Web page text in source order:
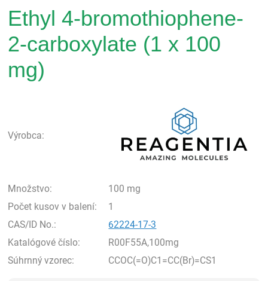
Ethyl 4-bromothiophene-
2-carboxylate (1 x 100
mg)
Výrobca:
Množstvo:
100 mg
Počet kusov v balení:
1
CAS/ID No.:
62224-17-3
Katalógové číslo:
R00F55A,100mg
Súhrnný vzorec:
CCOC(=O)C1=CC(Br)=CS1